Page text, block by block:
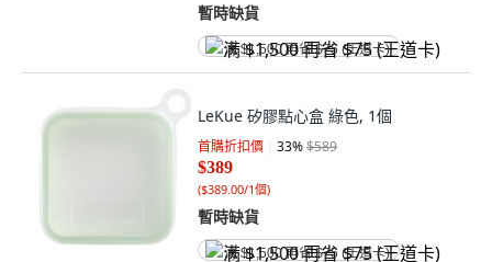
暫時缺貨
满 $1,500 再省 $75 (王道卡)
LeKue 矽膠點心盒 綠色, 1個
首購折扣價 33%$589
$389
($389.00/1個)
暫時缺貨
满 $1,500 再省 $75 (王道卡)